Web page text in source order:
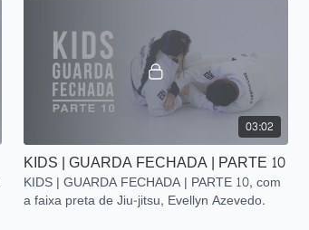
03:02
KIDS | GUARDA FECHADA | PARTE 10
KIDS | GUARDA FECHADA | PARTE 10, com
a faixa preta de Jiu-jitsu, Evellyn Azevedo.